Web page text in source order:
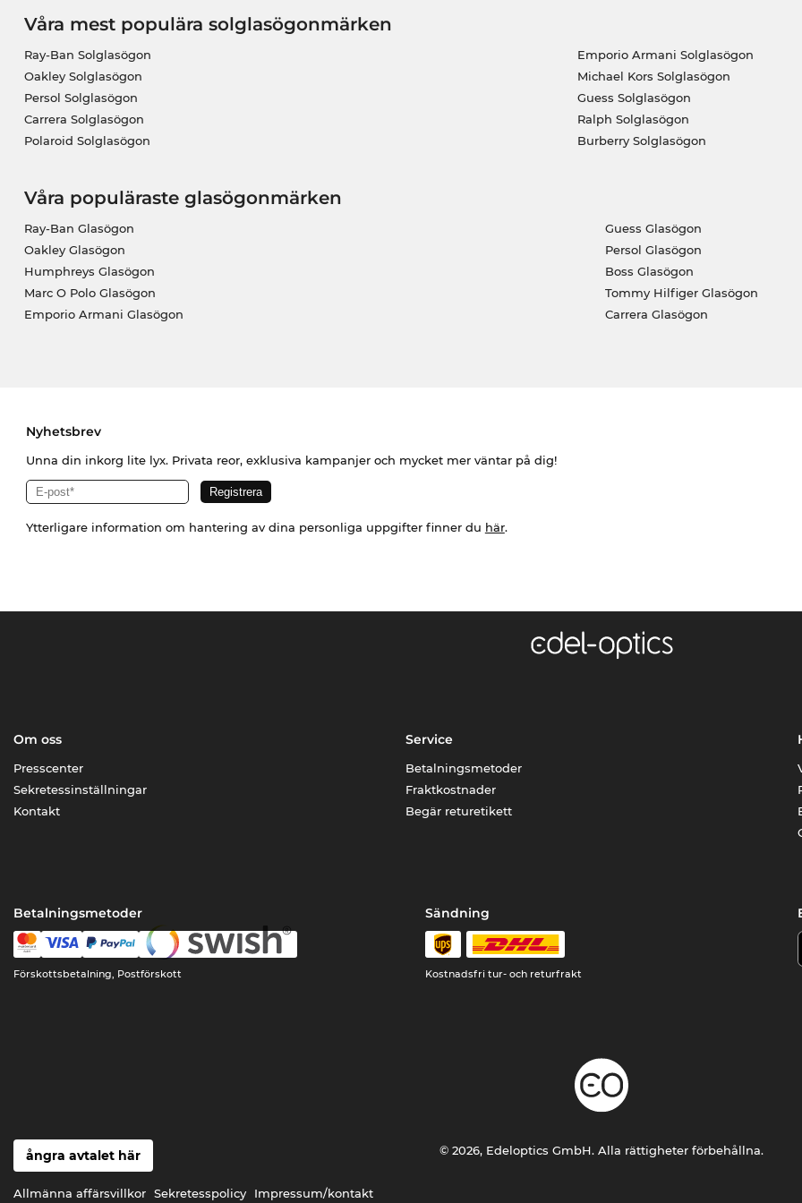
Våra mest populära solglasögonmärken
Ray-Ban Solglasögon
Oakley Solglasögon
Persol Solglasögon
Carrera Solglasögon
Polaroid Solglasögon
Emporio Armani Solglasögon
Michael Kors Solglasögon
Guess Solglasögon
Ralph Solglasögon
Burberry Solglasögon
Våra populäraste glasögonmärken
Ray-Ban Glasögon
Oakley Glasögon
Humphreys Glasögon
Marc O Polo Glasögon
Emporio Armani Glasögon
Guess Glasögon
Persol Glasögon
Boss Glasögon
Tommy Hilfiger Glasögon
Carrera Glasögon
Nyhetsbrev
Unna din inkorg lite lyx. Privata reor, exklusiva kampanjer och mycket mer väntar på dig!
Ytterligare information om hantering av dina personliga uppgifter finner du här.
Om oss
Presscenter
Sekretessinställningar
Kontakt
Service
Betalningsmetoder
Fraktkostnader
Begär returetikett
Betalningsmetoder
Förskottsbetalning, Postförskott
Sändning
Kostnadsfri tur- och returfrakt
ångra avtalet här
Allmänna affärsvillkor Sekretesspolicy Impressum/kontakt
© 2026, Edeloptics GmbH. Alla rättigheter förbehållna.